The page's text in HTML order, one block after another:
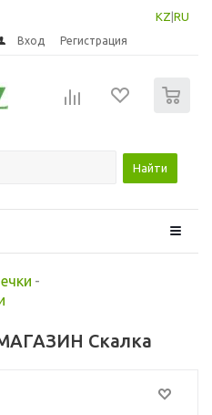
KZ RU
Вход Регистрация
Найти
-
Скалка